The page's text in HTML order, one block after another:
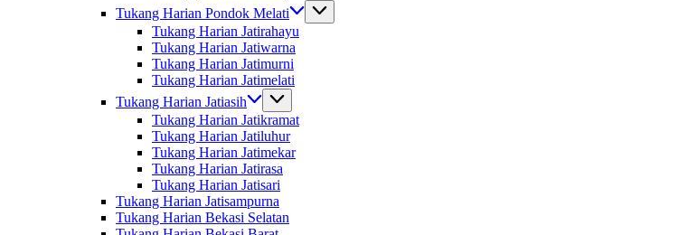
Tukang Harian Pondok Melati
Tukang Harian Jatirahayu
Tukang Harian Jatiwarna
Tukang Harian Jatimurni
Tukang Harian Jatimelati
Tukang Harian Jatiasih
Tukang Harian Jatikramat
Tukang Harian Jatiluhur
Tukang Harian Jatimekar
Tukang Harian Jatirasa
Tukang Harian Jatisari
Tukang Harian Jatisampurna
Tukang Harian Bekasi Selatan